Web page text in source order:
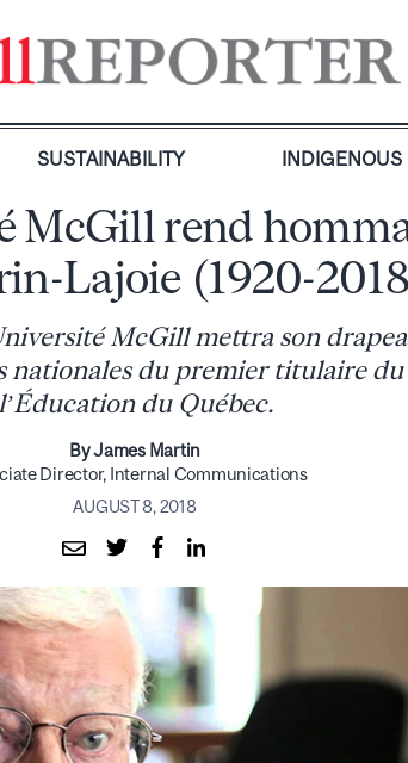
SUSTAINABILITY INDIGENOUS
McGill rend
Lajoie (1920-
McGill mettra son
nationales du premier titulaire
du Québec.
By James Martin
Director, Internal Communications
AUGUST 8, 2018